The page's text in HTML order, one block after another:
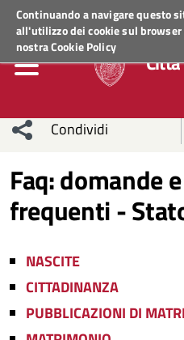
Continuando a navigare questo
all'utilizzo dei cookie sul
nostraCookie Policy
Regione VenetoACCEDI AI SERVIZI
Condividi
sui social
network
Condividi
Faq: domande
frequenti -
NASCITE
CITTADINANZA
PUBBLICAZIONI DI